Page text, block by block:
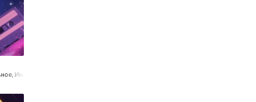
Импровизация, Интеллектуальное